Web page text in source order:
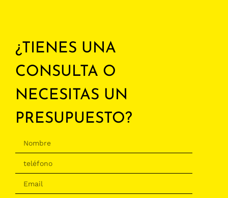
¿TIENES UNA
CONSULTA O
NECESITAS UN
PRESUPUESTO?